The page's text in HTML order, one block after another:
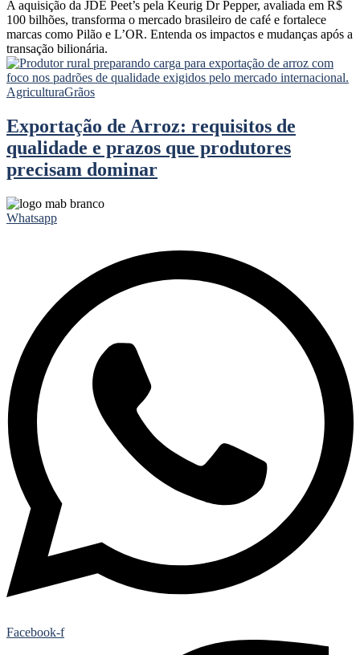
A aquisição da JDE Peet’s pela Keurig Dr Pepper, avaliada em R$
100 bilhões, transforma o mercado brasileiro de café e fortalece
marcas como Pilão e L’OR. Entenda os impactos e mudanças após a
transação bilionária.
AgriculturaGrãos
Exportação de Arroz: requisitos de
qualidade e prazos que produtores
precisam dominar
Whatsapp
Facebook-f